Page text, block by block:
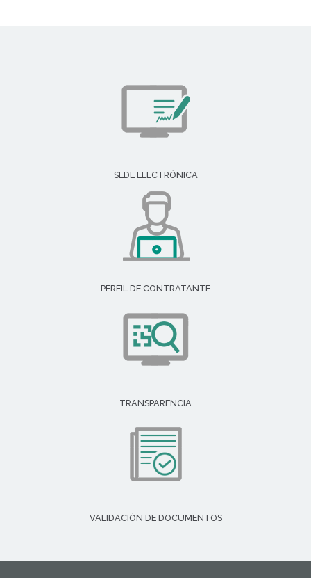
SEDE ELECTRÓNICA
PERFIL DE CONTRATANTE
TRANSPARENCIA
VALIDACIÓN DE DOCUMENTOS